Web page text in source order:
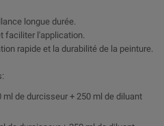
longue durée.
faciliter l'application.
rapide et la durabilité de la peinture.
ml de durcisseur + 250 ml de diluant